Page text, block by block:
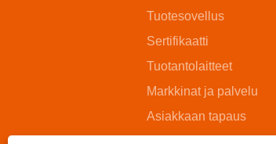
Tuotesovellus
Sertifikaatti
Tuotantolaitteet
Markkinat ja palvelu
Asiakkaan tapaus